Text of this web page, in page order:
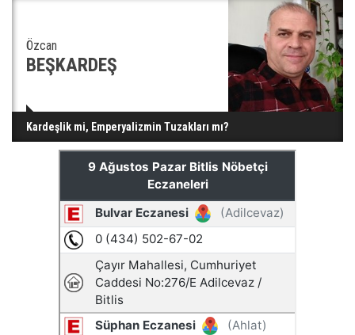
Özcan
BEŞKARDEŞ
Kardeşlik mi, Emperyalizmin Tuzakları mı?